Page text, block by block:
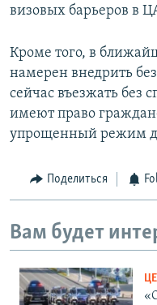
визовых барьеров в
Кроме того, в
намерен внедрить
сейчас въезжать без
имеют право
упрощенный режим
Поделиться
Вам будет